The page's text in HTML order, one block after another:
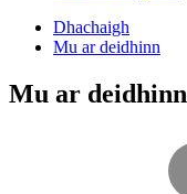
Dhachaigh
Mu ar deidhinn
Mu ar deidhinn